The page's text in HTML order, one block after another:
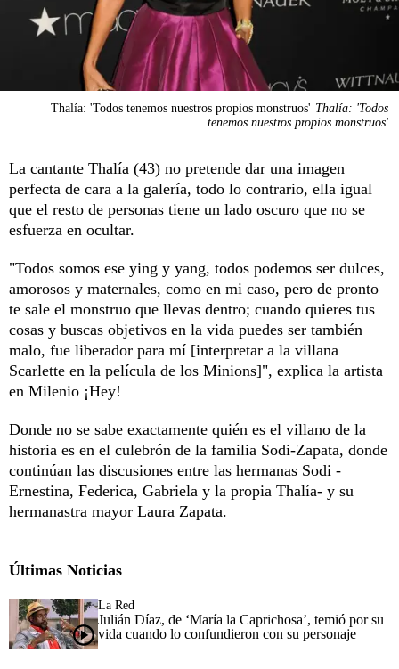
Thalía: 'Todos tenemos nuestros propios monstruos' Thalía: 'Todos
tenemos nuestros propios monstruos'
La cantante Thalía (43) no pretende dar una imagen
perfecta de cara a la galería, todo lo contrario, ella igual
que el resto de personas tiene un lado oscuro que no se
esfuerza en ocultar.
"Todos somos ese ying y yang, todos podemos ser dulces,
amorosos y maternales, como en mi caso, pero de pronto
te sale el monstruo que llevas dentro; cuando quieres tus
cosas y buscas objetivos en la vida puedes ser también
malo, fue liberador para mí [interpretar a la villana
Scarlette en la película de los Minions]", explica la artista
en Milenio ¡Hey!
Donde no se sabe exactamente quién es el villano de la
historia es en el culebrón de la familia Sodi-Zapata, donde
continúan las discusiones entre las hermanas Sodi -
Ernestina, Federica, Gabriela y la propia Thalía- y su
hermanastra mayor Laura Zapata.
Últimas Noticias
La Red
Julián Díaz, de ‘María la Caprichosa’, temió por su
vida cuando lo confundieron con su personaje